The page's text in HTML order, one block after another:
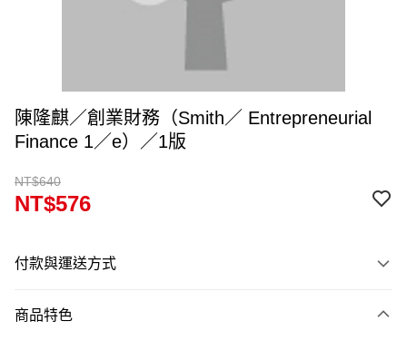
陳隆麒／創業財務（Smith／ Entrepreneurial
Finance 1／e）／1版
NT$640
NT$576
付款與運送方式
信用卡一次付款
商品特色